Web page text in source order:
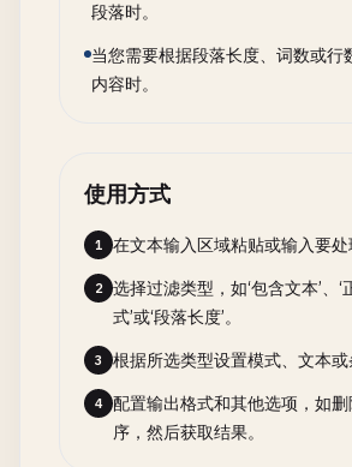
段落时。
当您需要根据段落长度、词数或行
内容时。
使用方式
1 在文本输入区域粘贴或输入要处
2
选择过滤类型，如‘包含文本’、‘
式’或‘段落长度’。
3 根据所选类型设置模式、文本或
4
配置输出格式和其他选项，如
序，然后获取结果。